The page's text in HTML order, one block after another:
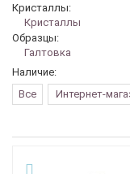
Кристаллы:
Кристаллы
Образцы:
Галтовка
Наличие:
Все
Интернет-